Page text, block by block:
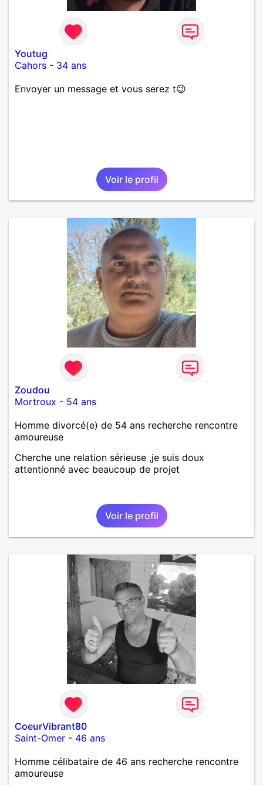
Youtug
Cahors - 34 ans
Envoyer un message et vous serez t😉
Voir le profil
Zoudou
Mortroux - 54 ans
Homme divorcé(e) de 54 ans recherche rencontre
amoureuse
Cherche une relation sérieuse ,je suis doux
attentionné avec beaucoup de projet
Voir le profil
CoeurVibrant80
Saint-Omer - 46 ans
Homme célibataire de 46 ans recherche rencontre
amoureuse